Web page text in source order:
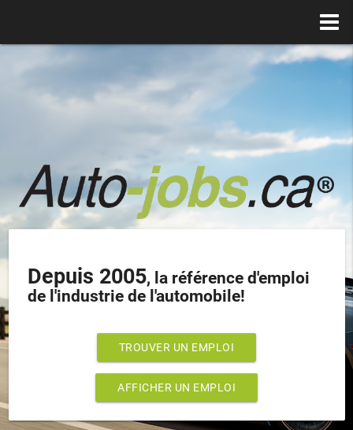
Depuis 2005, la référence d'emploi
de l'industrie de l'automobile!
TROUVER UN EMPLOI
AFFICHER UN EMPLOI